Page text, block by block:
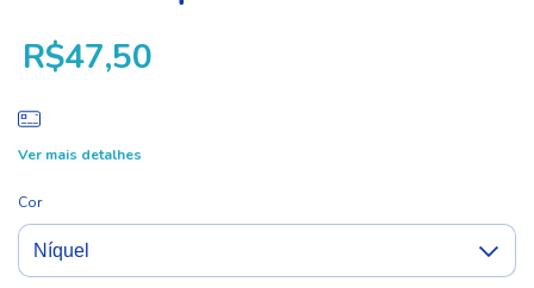
R$47,50
Ver mais detalhes
Cor